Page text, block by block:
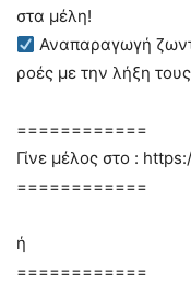
στα μέλη!
Αναπαραγωγή
ροές με την λήξη
============
Γίνε μέλος στο :
============
ή
============